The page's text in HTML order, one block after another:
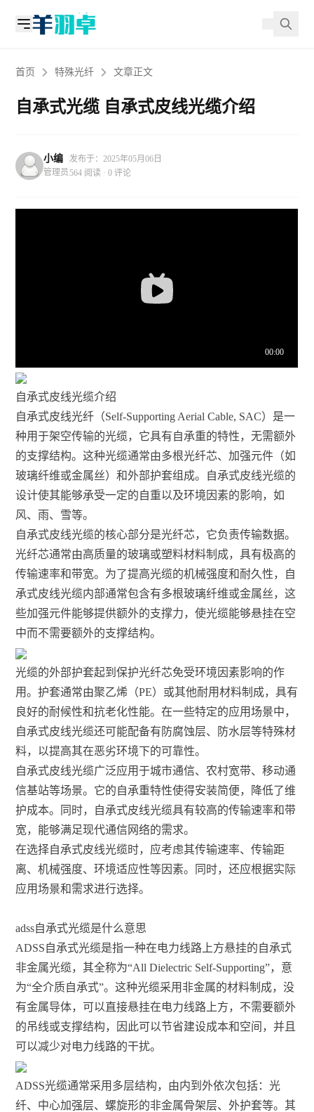
首页 特殊光纤 文章正文
自承式光缆 自承式皮线光缆介绍
小编
管理员
发布于：2025年05月06日
564 阅读 · 0 评论
自承式皮线光缆介绍
自承式皮线光纤（Self-Supporting Aerial Cable, SAC）是一
种用于架空传输的光缆，它具有自承重的特性，无需额外
的支撑结构。这种光缆通常由多根光纤芯、加强元件（如
玻璃纤维或金属丝）和外部护套组成。自承式皮线光缆的
设计使其能够承受一定的自重以及环境因素的影响，如
风、雨、雪等。
自承式皮线光缆的核心部分是光纤芯，它负责传输数据。
光纤芯通常由高质量的玻璃或塑料材料制成，具有极高的
传输速率和带宽。为了提高光缆的机械强度和耐久性，自
承式皮线光缆内部通常包含有多根玻璃纤维或金属丝，这
些加强元件能够提供额外的支撑力，使光缆能够悬挂在空
中而不需要额外的支撑结构。
光缆的外部护套起到保护光纤芯免受环境因素影响的作
用。护套通常由聚乙烯（PE）或其他耐用材料制成，具有
良好的耐候性和抗老化性能。在一些特定的应用场景中，
自承式皮线光缆还可能配备有防腐蚀层、防水层等特殊材
料，以提高其在恶劣环境下的可靠性。
自承式皮线光缆广泛应用于城市通信、农村宽带、移动通
信基站等场景。它的自承重特性使得安装简便，降低了维
护成本。同时，自承式皮线光缆具有较高的传输速率和带
宽，能够满足现代通信网络的需求。
在选择自承式皮线光缆时，应考虑其传输速率、传输距
离、机械强度、环境适应性等因素。同时，还应根据实际
应用场景和需求进行选择。
adss自承式光缆是什么意思
ADSS自承式光缆是指一种在电力线路上方悬挂的自承式
非金属光缆，其全称为“All Dielectric Self-Supporting”，意
为“全介质自承式”。这种光缆采用非金属的材料制成，没
有金属导体，可以直接悬挂在电力线路上方，不需要额外
的吊线或支撑结构，因此可以节省建设成本和空间，并且
可以减少对电力线路的干扰。
ADSS光缆通常采用多层结构，由内到外依次包括：光
纤、中心加强层、螺旋形的非金属骨架层、外护套等。其